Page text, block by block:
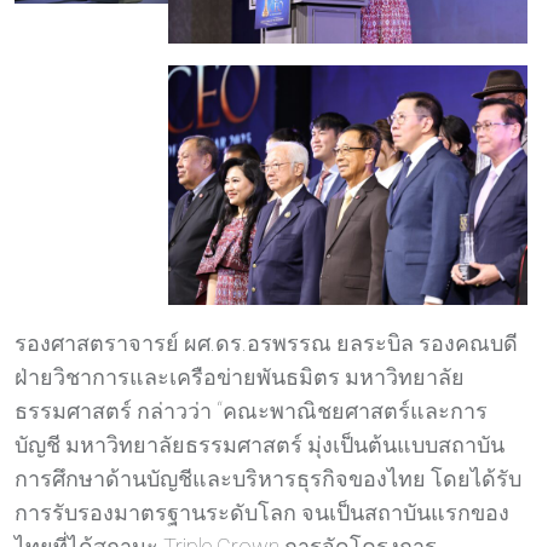
รองศาสตราจารย์ ผศ.ดร.อรพรรณ ยลระบิล รองคณบดี
ฝ่ายวิชาการและเครือข่ายพันธมิตร มหาวิทยาลัย
ธรรมศาสตร์ กล่าวว่า “คณะพาณิชยศาสตร์และการ
บัญชี มหาวิทยาลัยธรรมศาสตร์ มุ่งเป็นต้นแบบสถาบัน
การศึกษาด้านบัญชีและบริหารธุรกิจของไทย โดยได้รับ
การรับรองมาตรฐานระดับโลก จนเป็นสถาบันแรกของ